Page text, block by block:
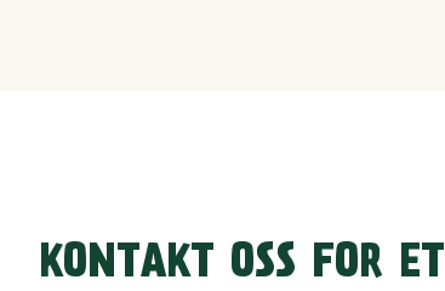
KONTAKT OSS FOR